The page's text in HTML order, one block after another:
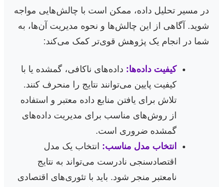
در مسیر تحلیل داده، ممکن است با چالش‌هایی مواجه
شوید. آگاهی از این چالش‌ها و نحوه مدیریت آن‌ها، به
شما در انجام یک پژوهش قوی‌تر کمک می‌کند:
کیفیت داده‌ها:داده‌های ناکافی، گمشده یا با
کیفیت پایین می‌توانند نتایج را منحرف کنند.
تلاش برای یافتن منابع داده معتبر و استفاده
از روش‌های مناسب برای مدیریت داده‌های
گمشده ضروری است.
انتخاب مدل مناسب:انتخاب یک مدل
اقتصادسنجی نادرست می‌تواند به نتایج
نامعتبر منجر شود. باید با تئوری‌های اقتصادی